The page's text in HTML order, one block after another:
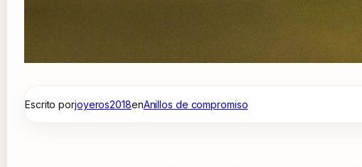
Escrito porjoyeros2018enAnillos de compromiso